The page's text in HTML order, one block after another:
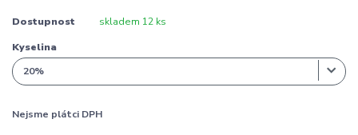
Dostupnost skladem 12 ks
Kyselina
Nejsme plátci DPH